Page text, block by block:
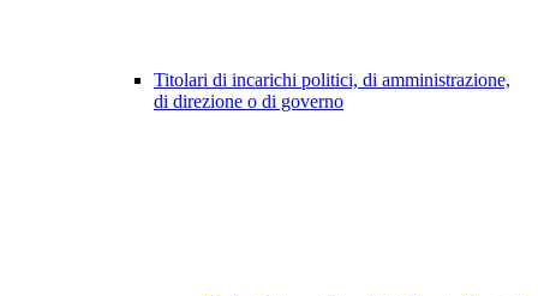
Titolari di incarichi politici, di amministrazione,
di direzione o di governo